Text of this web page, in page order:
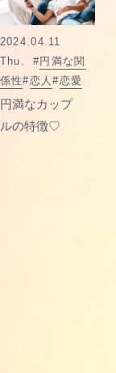
2024.04.11
Thu.
#円満な関
係性#恋人#恋愛
円満なカップ
ルの特徴♡